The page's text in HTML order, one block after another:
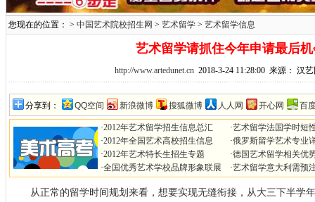
您现在的位置： > 中国艺术院校招生网 > 艺术留学 > 艺术留学信息
艺术留学请抓住今年申请最后
http://www.artedunet.cn2018-3-24 11:28:00 来源： 汉
分享到： QQ空间 新浪微博 搜狐微博 人人网 开心网 百
·2012年艺术留学招生信息总汇
·2012年全国艺术高校招生信息
·2012年艺术特长生招生专题
·全国优秀艺术学校品牌形象联展
·艺术留学法国学时短
·俄罗斯留学艺术专业
·德国艺术留学相关优
·艺术留学意大利需预
从正常的留学时间规划来看，想要实现无缝衔接，从大三下半学